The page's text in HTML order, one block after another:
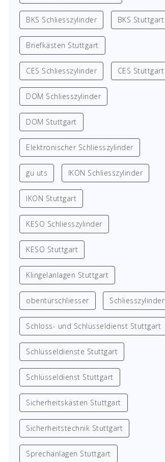
BKS Schliesszylinder BKS Stuttgart
Briefkästen Stuttgart
CES Schliesszylinder CES Stuttgart
DOM Schliesszylinder
DOM Stuttgart
Elektronischer Schliesszylinder
gu uts IKON Schliesszylinder
IKON Stuttgart
KESO Schliesszylinder
KESO Stuttgart
Klingelanlagen Stuttgart
obentürschliesser Schliesszylinder
Schloss- und Schlüsseldienst Stuttgart
Schlüsseldienste Stuttgart
Schlüsseldienst Stuttgart
Sicherheitskästen Stuttgart
Sicherheitstechnik Stuttgart
Sprechanlagen Stuttgart